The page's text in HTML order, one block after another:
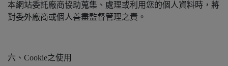
本網站委託廠商協助蒐集、處理或利用您的個人資料時，將
對委外廠商或個人善盡監督管理之責。
六、Cookie之使用